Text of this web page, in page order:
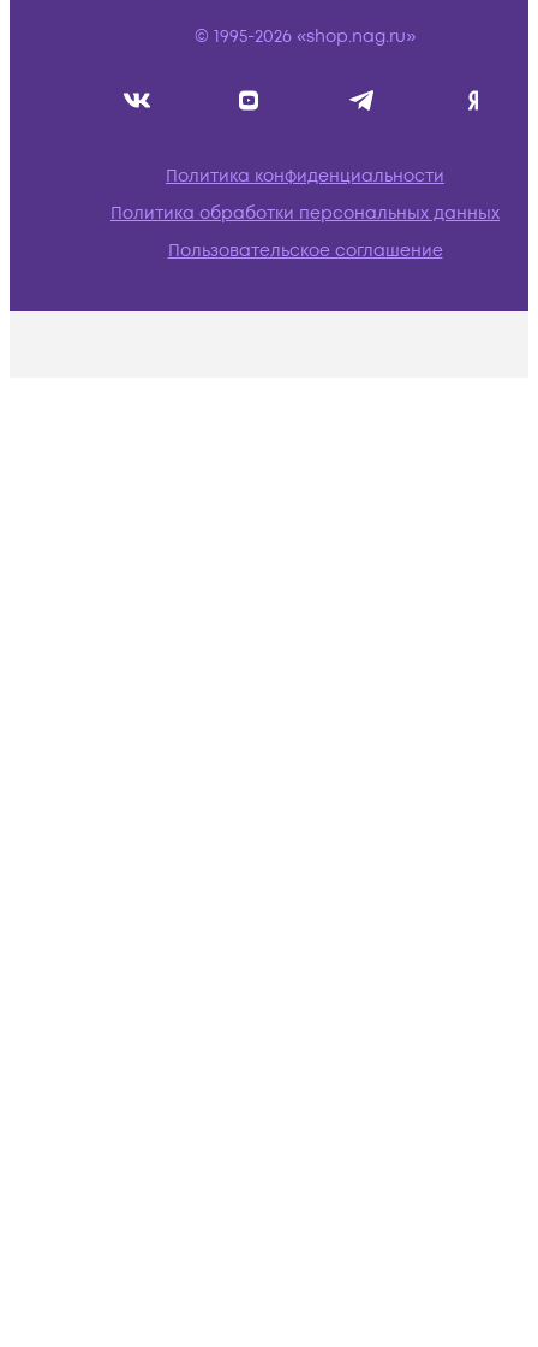
© 1995-2026 «shop.nag.ru»
Политика конфиденциальности
Политика обработки персональных данных
Пользовательское соглашение